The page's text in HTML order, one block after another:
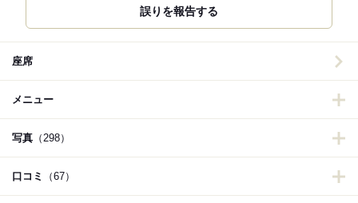
誤りを報告する
座席
メニュー
写真 （298）
口コミ （67）